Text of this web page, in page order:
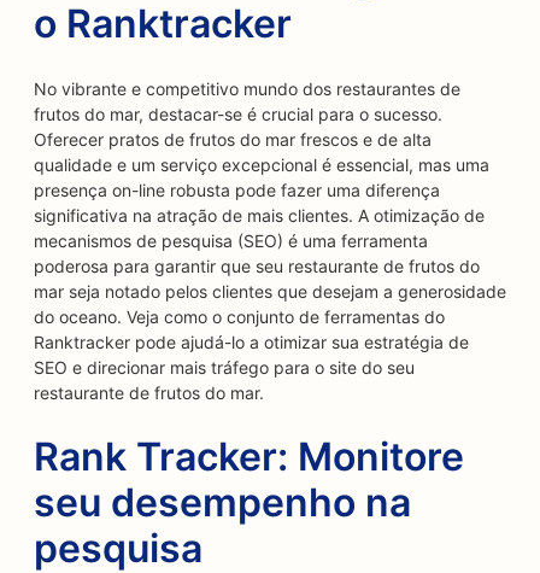
o Ranktracker
No vibrante e competitivo mundo dos restaurantes de
frutos do mar, destacar-se é crucial para o sucesso.
Oferecer pratos de frutos do mar frescos e de alta
qualidade e um serviço excepcional é essencial, mas uma
presença on-line robusta pode fazer uma diferença
significativa na atração de mais clientes. A otimização de
mecanismos de pesquisa (SEO) é uma ferramenta
poderosa para garantir que seu restaurante de frutos do
mar seja notado pelos clientes que desejam a generosidade
do oceano. Veja como o conjunto de ferramentas do
Ranktracker pode ajudá-lo a otimizar sua estratégia de
SEO e direcionar mais tráfego para o site do seu
restaurante de frutos do mar.
Rank Tracker: Monitore
seu desempenho na
pesquisa